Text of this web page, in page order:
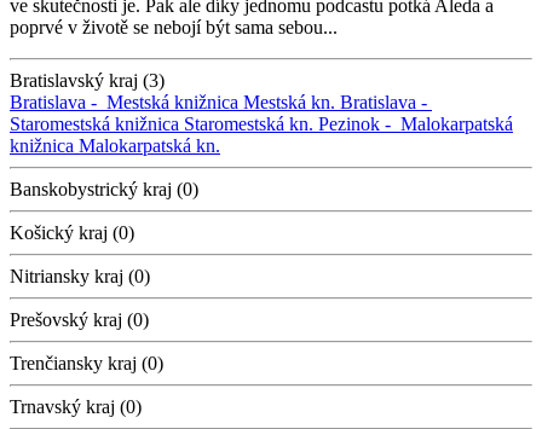
ve skutečnosti je. Pak ale díky jednomu podcastu potká Aleda a
poprvé v životě se nebojí být sama sebou...
Bratislavský kraj (3)
Bratislava - Mestská knižnica Mestská kn. Bratislava -
Staromestská knižnica Staromestská kn. Pezinok - Malokarpatská
knižnica Malokarpatská kn.
Banskobystrický kraj (0)
Košický kraj (0)
Nitriansky kraj (0)
Prešovský kraj (0)
Trenčiansky kraj (0)
Trnavský kraj (0)